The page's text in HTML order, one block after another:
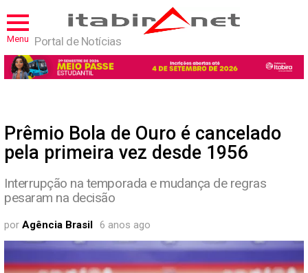
Menu Portal de Notícias
Prêmio Bola de Ouro é cancelado
pela primeira vez desde 1956
Interrupção na temporada e mudança de regras
pesaram na decisão
por Agência Brasil 6 anos ago